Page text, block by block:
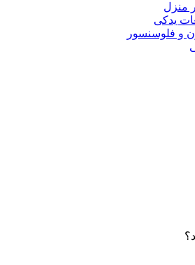
منزل
یدکی
و فلوسنسور